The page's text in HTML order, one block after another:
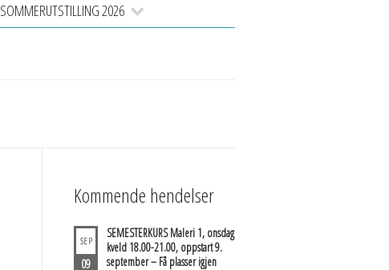
SOMMERUTSTILLING 2026
Kommende hendelser
SEP
09
SEMESTERKURS Maleri 1, onsdag
kveld 18.00-21.00, oppstart 9.
september – Få plasser igjen